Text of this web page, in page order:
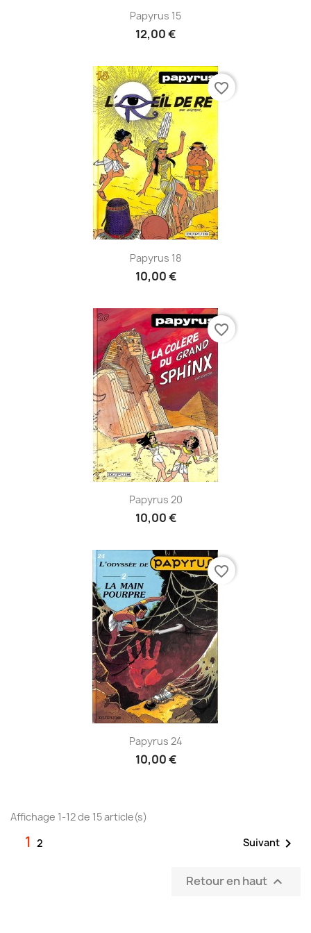
Papyrus 15
12,00 €
Papyrus 18
10,00 €
favorite_border
Papyrus 20
10,00 €
favorite_border
Papyrus 24
10,00 €
favorite_border
Affichage 1-12 de 15 article(s)
1 2 Suivant 
Retour en haut 